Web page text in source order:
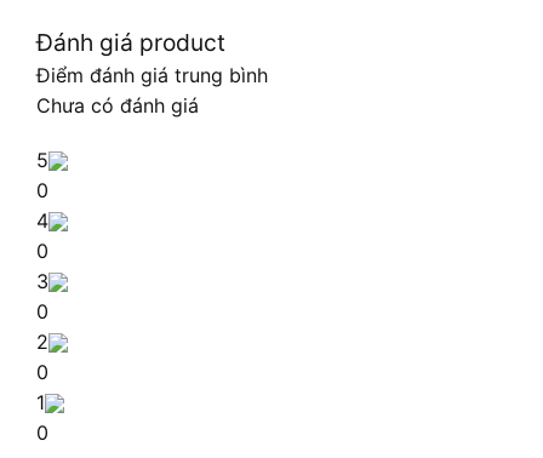
Đánh giá product
Điểm đánh giá trung bình
Chưa có đánh giá
5
0
4
0
3
0
2
0
1
0